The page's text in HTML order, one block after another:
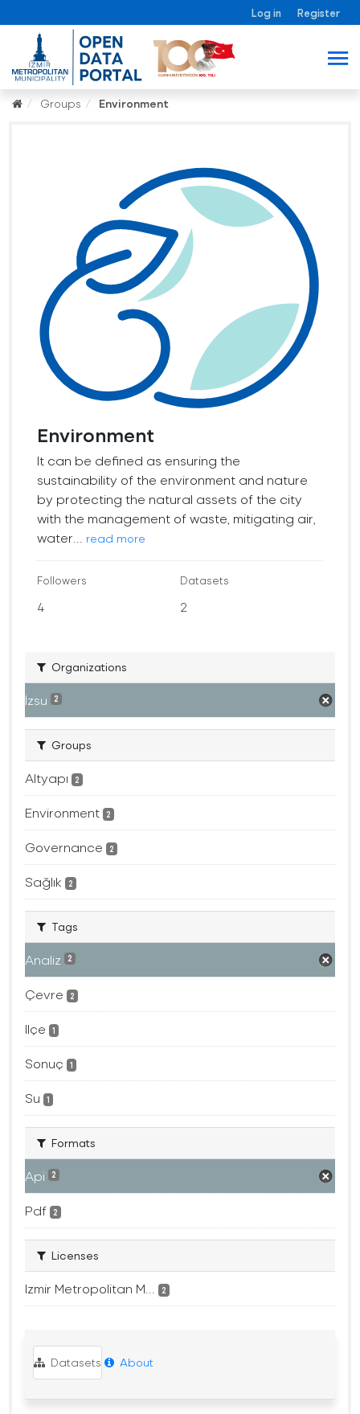
Log in Register
Groups Environment
Environment
It can be defined as ensuring the
sustainability of the environment and nature
by protecting the natural assets of the city
with the management of waste, mitigating air,
water...
read more
Followers
4
Datasets
2
Organizations
İzsu 2
Groups
Altyapı 2
Environment 2
Governance 2
Sağlık 2
Tags
Analiz 2
Çevre 2
Ilçe 1
Sonuç 1
Su 1
Formats
Api 2
Pdf 2
Licenses
Izmir Metropolitan M... 2
Datasets About